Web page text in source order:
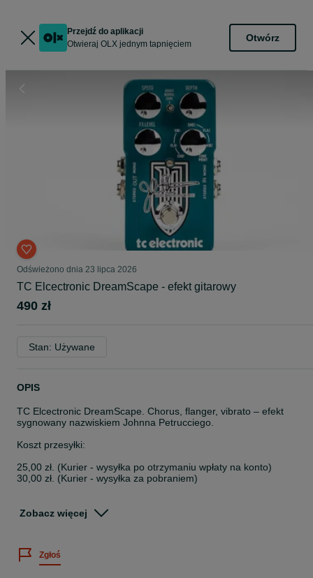
Przejdź do aplikacji
Otwieraj OLX jednym tapnięciem
Otwórz
Odświeżono dnia 23 lipca 2026
TC Elcectronic DreamScape - efekt gitarowy
490 zł
Stan: Używane
OPIS
TC Elcectronic DreamScape. Chorus, flanger, vibrato – efekt
sygnowany nazwiskiem Johnna Petrucciego.
Koszt przesyłki:
25,00 zł. (Kurier - wysyłka po otrzymaniu wpłaty na konto)
30,00 zł. (Kurier - wysyłka za pobraniem)
Ochronnym".
decybelix.pl
Zobacz więcej
Zgłoś